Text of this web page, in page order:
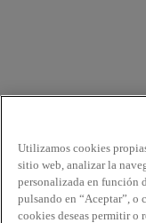
Utilizamos cookies
sitio web, analizar la
personalizada en función
pulsando en “Aceptar”, o
cookies deseas permitir o